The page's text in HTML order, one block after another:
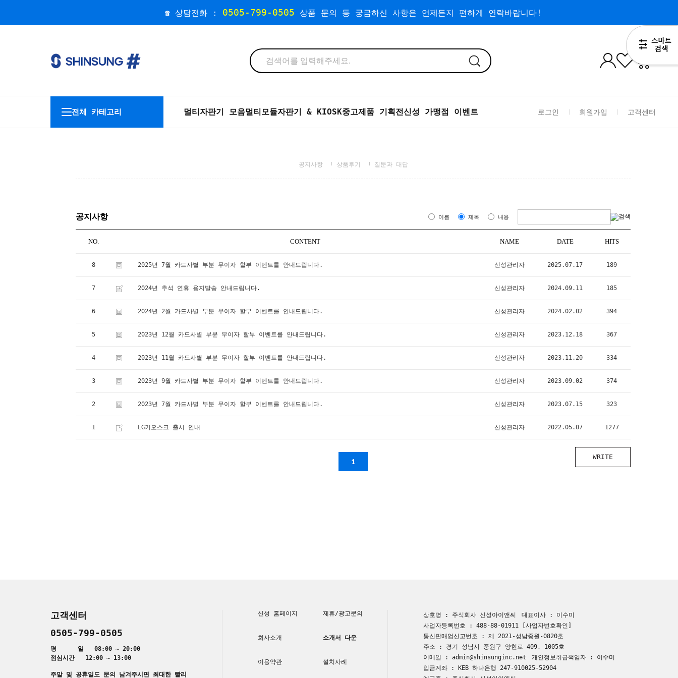
☎ 상담전화 : 0505-799-0505 상품 문의 등 궁금하신 사항은 언제든지 편하게 연락바랍니다!
전체 카테고리 멀티자판기 모음멀티모듈자판기 & KIOSK중고제품 기획전신성 가맹점 이벤트 로그인 회원가입 고객센터
공지사항 상품후기 질문과 대답
공지사항 이름 제목 내용
NO. CONTENT NAME DATE HITS
8 2025년 7월 카드사별 부분 무이자 할부 이벤트를 안내드립니다. 신성관리자 2025.07.17 189
7 2024년 추석 연휴 용지발송 안내드립니다. 신성관리자 2024.09.11 185
6 2024년 2월 카드사별 부분 무이자 할부 이벤트를 안내드립니다. 신성관리자 2024.02.02 394
5 2023년 12월 카드사별 부분 무이자 할부 이벤트를 안내드립니다. 신성관리자 2023.12.18 367
4 2023년 11월 카드사별 부분 무이자 할부 이벤트를 안내드립니다. 신성관리자 2023.11.20 334
3 2023년 9월 카드사별 부분 무이자 할부 이벤트를 안내드립니다. 신성관리자 2023.09.02 374
2 2023년 7월 카드사별 부분 무이자 할부 이벤트를 안내드립니다. 신성관리자 2023.07.15 323
1 LG키오스크 출시 안내 신성관리자 2022.05.07 1277
WRITE
1
고객센터
0505-799-0505
평 일 08:00 ~ 20:00
점심시간 12:00 ~ 13:00
주말 및 공휴일도 문의 남겨주시면 최대한 빨리
신성 홈페이지 제휴/광고문의
회사소개 소개서 다운
이용약관 설치사례
상호명 : 주식회사 신성아이앤씨
대표이사 : 이수미
사업자등록번호 : 488-88-01911
[사업자번호확인]
통신판매업신고번호 : 제 2021-성남중원-0820호
주소 : 경기 성남시 중원구 양현로 409, 1005호
이메일 : admin@shinsunginc.net
개인정보취급책임자 : 이수미
입금계좌 : KEB 하나은행 247-910025-52904